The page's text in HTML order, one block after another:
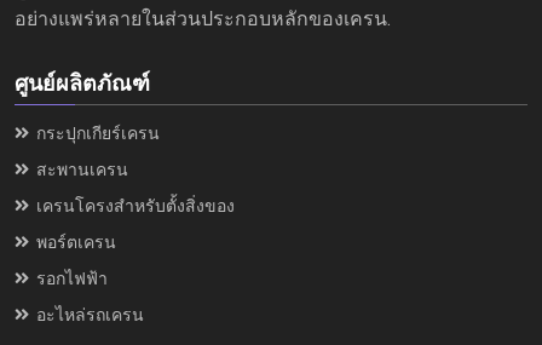
อย่างแพร่หลายในส่วนประกอบหลักของเครน.
ศูนย์ผลิตภัณฑ์
กระปุกเกียร์เครน
สะพานเครน
เครนโครงสำหรับตั้งสิ่งของ
พอร์ตเครน
รอกไฟฟ้า
อะไหล่รถเครน